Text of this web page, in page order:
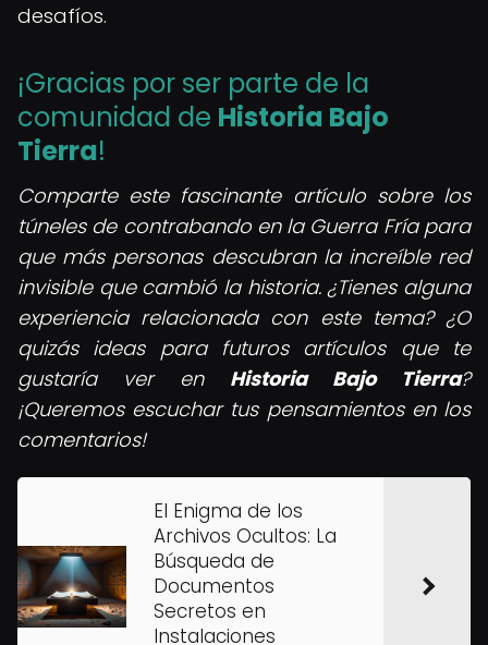
desafíos.
¡Gracias por ser parte de la
comunidad de Historia Bajo
Tierra!
Comparte este fascinante artículo sobre los
túneles de contrabando en la Guerra Fría para
que más personas descubran la increíble red
invisible que cambió la historia. ¿Tienes alguna
experiencia relacionada con este tema? ¿O
quizás ideas para futuros artículos que te
gustaría ver en Historia Bajo Tierra?
¡Queremos escuchar tus pensamientos en los
comentarios!
El Enigma de los
Archivos Ocultos: La
Búsqueda de
Documentos
Secretos en
Instalaciones